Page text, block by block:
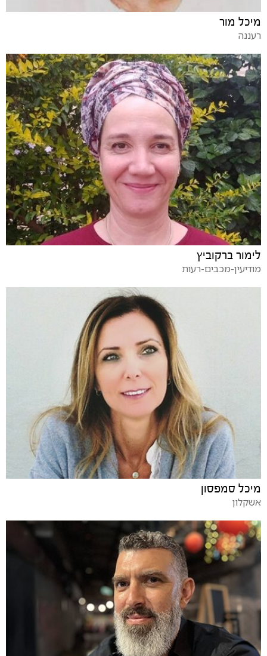
מיכל מור
רעננה
לימור ברקוביץ
מודיעין-מכבים-רעות
מיכל סמפסון
אשקלון